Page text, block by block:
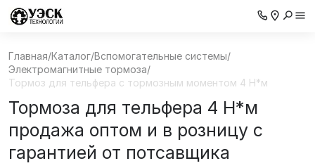
Главная/Каталог/Вспомогательные системы/
Электромагнитные тормоза/
Тормоз для тельфера с тормозным моментом 4 Н*м
Тормоза для тельфера 4 Н*м
продажа оптом и в розницу с
гарантией от потсавщика